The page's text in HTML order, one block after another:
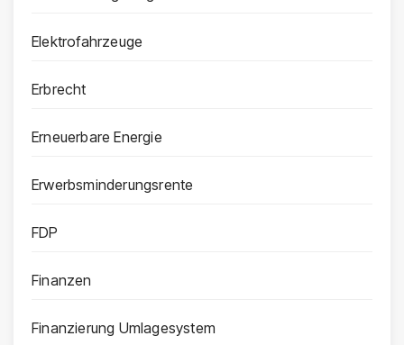
Elektrofahrzeuge
Erbrecht
Erneuerbare Energie
Erwerbsminderungsrente
FDP
Finanzen
Finanzierung Umlagesystem